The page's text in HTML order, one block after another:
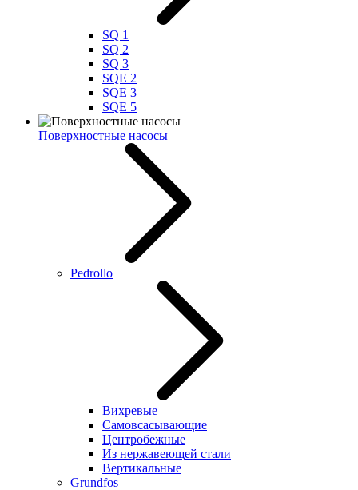
SQ 1
SQ 2
SQ 3
SQE 2
SQE 3
SQE 5
Поверхностные насосы
Pedrollo
Вихревые
Самовсасывающие
Центробежные
Из нержавеющей стали
Вертикальные
Grundfos